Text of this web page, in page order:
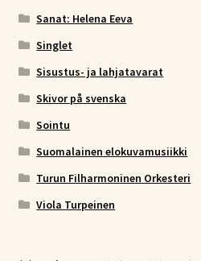
Sanat: Helena Eeva
Singlet
Sisustus- ja lahjatavarat
Skivor på svenska
Sointu
Suomalainen elokuvamusiikki
Turun Filharmoninen Orkesteri
Viola Turpeinen